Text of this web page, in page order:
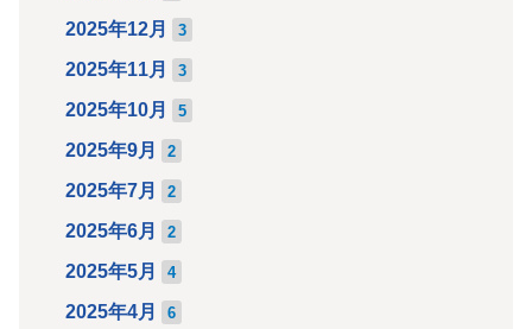
2025年12月 3
2025年11月 3
2025年10月 5
2025年9月 2
2025年7月 2
2025年6月 2
2025年5月 4
2025年4月 6